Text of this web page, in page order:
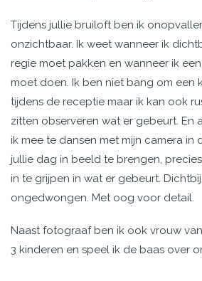
Tijdens jullie bruiloft ben ik
onzichtbaar. Ik weet wanneer ik
regie moet pakken en wanneer ik
moet doen. Ik ben niet bang om een
tijdens de receptie maar ik kan ook
zitten observeren wat er gebeurt. En
ik mee te dansen met mijn camera in
jullie dag in beeld te brengen,
in te grijpen in wat er gebeurt.
ongedwongen. Met oog voor detail.
Naast fotograaf ben ik ook vrouw
3 kinderen en speel ik de baas over